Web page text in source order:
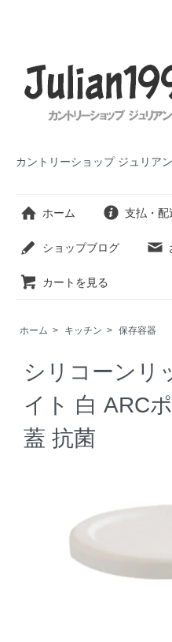
カントリーショップ ジュリアン
ホーム 支払・配
ショップブログ
カートを見る
ホーム > キッチン > 保存容器
シリコーンリ
イト 白 ARC
蓋 抗菌